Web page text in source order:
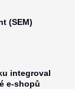
(SEM)
integroval
e-shopů